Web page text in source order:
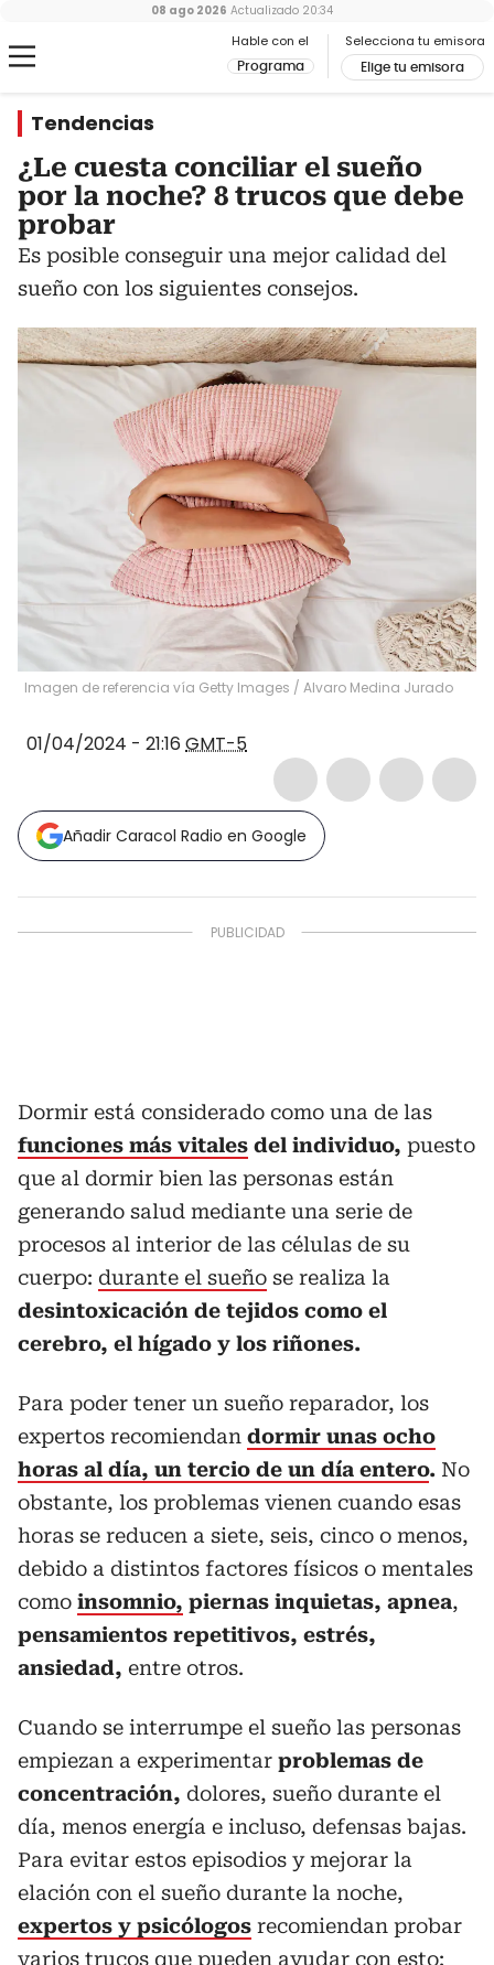
Hable con el
Programa
Selecciona tu emisora
Elige tu emisora
08 ago 2026 Actualizado 20:34
Tendencias
¿Le cuesta conciliar el sueño
por la noche? 8 trucos que debe
probar
Es posible conseguir una mejor calidad del
sueño con los siguientes consejos.
Imagen de referencia vía Getty Images / Alvaro Medina Jurado
01/04/2024 - 21:16 GMT-5
Añadir Caracol Radio en Google
Dormir está considerado como una de las
funciones más vitales del individuo, puesto
que al dormir bien las personas están
generando salud mediante una serie de
procesos al interior de las células de su
cuerpo: durante el sueño se realiza la
desintoxicación de tejidos como el
cerebro, el hígado y los riñones.
Para poder tener un sueño reparador, los
expertos recomiendan dormir unas ocho
horas al día, un tercio de un día entero. No
obstante, los problemas vienen cuando esas
horas se reducen a siete, seis, cinco o menos,
debido a distintos factores físicos o mentales
como insomnio, piernas inquietas, apnea,
pensamientos repetitivos, estrés,
ansiedad, entre otros.
Cuando se interrumpe el sueño las personas
empiezan a experimentar problemas de
concentración, dolores, sueño durante el
día, menos energía e incluso, defensas bajas.
Para evitar estos episodios y mejorar la
elación con el sueño durante la noche,
expertos y psicólogos recomiendan probar
varios trucos que pueden ayudar con esto: